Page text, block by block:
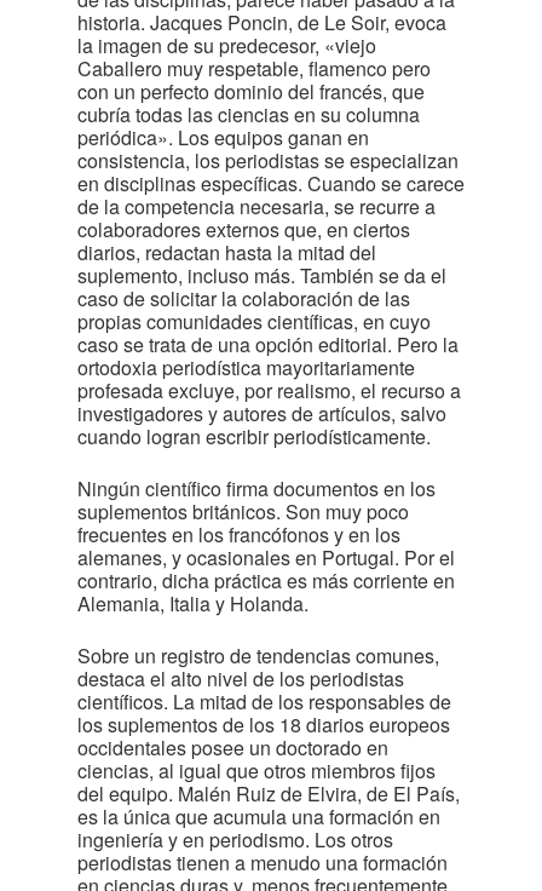
historia. Jacques Poncin, de Le Soir, evoca
la imagen de su predecesor, «viejo
Caballero muy respetable, flamenco pero
con un perfecto dominio del francés, que
cubría todas las ciencias en su columna
periódica». Los equipos ganan en
consistencia, los periodistas se especializan
en disciplinas específicas. Cuando se carece
de la competencia necesaria, se recurre a
colaboradores externos que, en ciertos
diarios, redactan hasta la mitad del
suplemento, incluso más. También se da el
caso de solicitar la colaboración de las
propias comunidades científicas, en cuyo
caso se trata de una opción editorial. Pero la
ortodoxia periodística mayoritariamente
profesada excluye, por realismo, el recurso a
investigadores y autores de artículos, salvo
cuando logran escribir periodísticamente.
Ningún científico firma documentos en los
suplementos británicos. Son muy poco
frecuentes en los francófonos y en los
alemanes, y ocasionales en Portugal. Por el
contrario, dicha práctica es más corriente en
Alemania, Italia y Holanda.
Sobre un registro de tendencias comunes,
destaca el alto nivel de los periodistas
científicos. La mitad de los responsables de
los suplementos de los 18 diarios europeos
occidentales posee un doctorado en
ciencias, al igual que otros miembros fijos
del equipo. Malén Ruiz de Elvira, de El País,
es la única que acumula una formación en
ingeniería y en periodismo. Los otros
periodistas tienen a menudo una formación